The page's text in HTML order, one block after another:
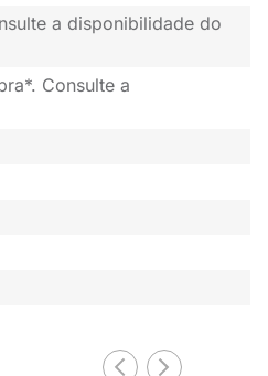
a disponibilidade do
Consulte a